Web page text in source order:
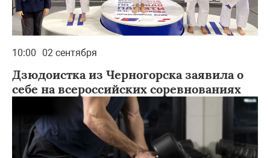
10:00 02 сентября
Дзюдоистка из Черногорска заявила о
себе на всероссийских соревнованиях